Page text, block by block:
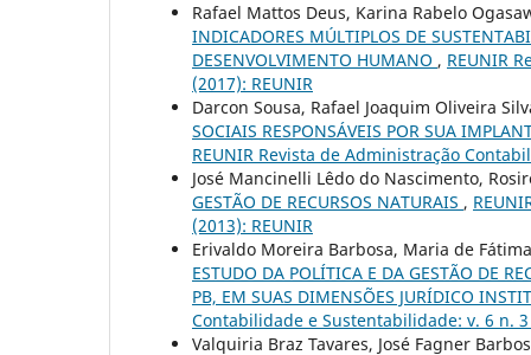
Rafael Mattos Deus, Karina Rabelo
INDICADORES MÚLTIPLOS DE
DESENVOLVIMENTO HUMANO , REUNIR
(2017): REUNIR
Darcon Sousa, Rafael Joaquim Oliveira
SOCIAIS RESPONSÁVEIS POR SUA
REUNIR Revista de Administração
José Mancinelli Lêdo do Nascimento,
GESTÃO DE RECURSOS NATURAIS ,
(2013): REUNIR
Erivaldo Moreira Barbosa, Maria de
ESTUDO DA POLÍTICA E DA GESTÃO DE
PB, EM SUAS DIMENSÕES JURÍDICO
Contabilidade e Sustentabilidade: v. 6 n. 3
Valquiria Braz Tavares, José Fagner